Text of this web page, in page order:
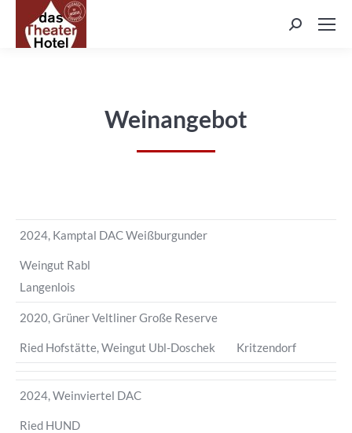
Search:
Weinangebot
2024, Kamptal DAC Weißburgunder
Weingut Rabl
Langenlois
2020, Grüner Veltliner Große Reserve
Ried Hofstätte, Weingut Ubl-Doschek Kritzendorf
2024, Weinviertel DAC
Ried HUND